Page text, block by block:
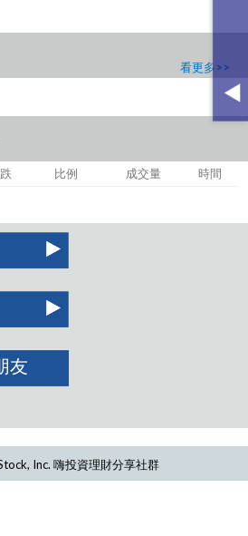
看更多>>
比例 成交量 時間
友
Inc. 嗨投資理財分享社群